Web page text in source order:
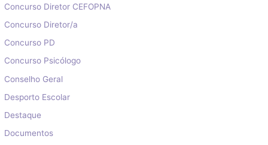
Concurso Diretor CEFOPNA
Concurso Diretor/a
Concurso PD
Concurso Psicólogo
Conselho Geral
Desporto Escolar
Destaque
Documentos